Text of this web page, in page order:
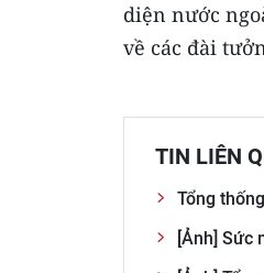
diện nước
về các đài
TIN LIÊN
Tổng
[Ảnh] Sức